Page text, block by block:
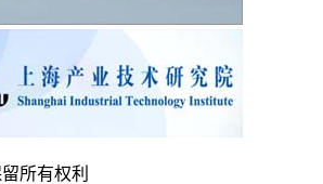
所有权利